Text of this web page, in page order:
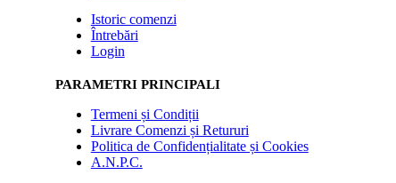
Istoric comenzi
Întrebări
Login
PARAMETRI PRINCIPALI
Termeni și Condiții
Livrare Comenzi și Retururi
Politica de Confidențialitate și Cookies
A.N.P.C.